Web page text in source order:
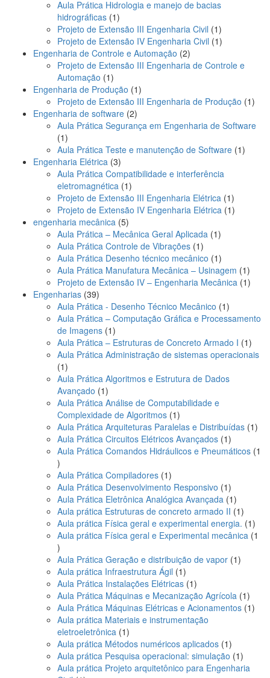
produtos
Aula Prática Hidrologia e manejo de bacias
hidrográficas 11
produto
Projeto de Extensão III Engenharia Civil 11
produto
Projeto de Extensão IV Engenharia Civil 11
Engenharia de Controle e Automação 22
produtos
Projeto de Extensão III Engenharia de Controle e
Automação 11
produto
Engenharia de Produção 11
produto
Projeto de Extensão III Engenharia de Produção 11
Engenharia de software 22
produtos
Aula Prática Segurança em Engenharia de Software
11
produto
Aula Prática Teste e manutenção de Software 11
Engenharia Elétrica 33
produtos
Aula Prática Compatibilidade e interferência
eletromagnética 11
produto
Projeto de Extensão III Engenharia Elétrica 11
produto
Projeto de Extensão IV Engenharia Elétrica 11
engenharia mecânica 55
produtos
Aula Prática – Mecânica Geral Aplicada 11
Aula Prática Controle de Vibrações 11
produto
Aula Prática Desenho técnico mecânico 11
produto
Aula Prática Manufatura Mecânica – Usinagem 11
Projeto de Extensão IV – Engenharia Mecânica 11
Engenharias 3939
produtos
Aula Prática - Desenho Técnico Mecânico 11
produto
Aula Prática – Computação Gráfica e Processamento
de Imagens 11
produto
Aula Prática – Estruturas de Concreto Armado I 11
Aula Prática Administração de sistemas operacionais
11
produto
Aula Prática Algoritmos e Estrutura de Dados
Avançado 11
produto
Aula Prática Análise de Computabilidade e
Complexidade de Algoritmos 11
produto
Aula Prática Arquiteturas Paralelas e Distribuídas 11
Aula Prática Circuitos Elétricos Avançados 11
produto
Aula Prática Comandos Hidráulicos e Pneumáticos 1
1
produto
Aula Prática Compiladores 11
produto
Aula Prática Desenvolvimento Responsivo 11
produto
Aula Prática Eletrônica Analógica Avançada 11
produto
Aula prática Estruturas de concreto armado II 11
produto
Aula prática Física geral e experimental energia. 11
Aula prática Física geral e Experimental mecânica 1
1
produto
Aula Prática Geração e distribuição de vapor 11
Aula prática Infraestrutura Ágil 11
produto
Aula Prática Instalações Elétricas 11
produto
Aula Prática Máquinas e Mecanização Agrícola 11
Aula Prática Máquinas Elétricas e Acionamentos 11
Aula prática Materiais e instrumentação
eletroeletrônica 11
produto
Aula prática Métodos numéricos aplicados 11
produto
Aula prática Pesquisa operacional: simulação 11
produto
Aula prática Projeto arquitetônico para Engenharia